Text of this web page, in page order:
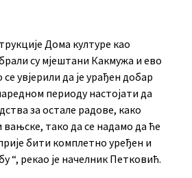
Дома културе као
су мјештани Какмужа и ево
увјерили да је урађен добар
периоду настојати да
за остале радове, како
тако да се надамо да ће
бити комплетно уређен и
“, рекао је начелник Петковић.